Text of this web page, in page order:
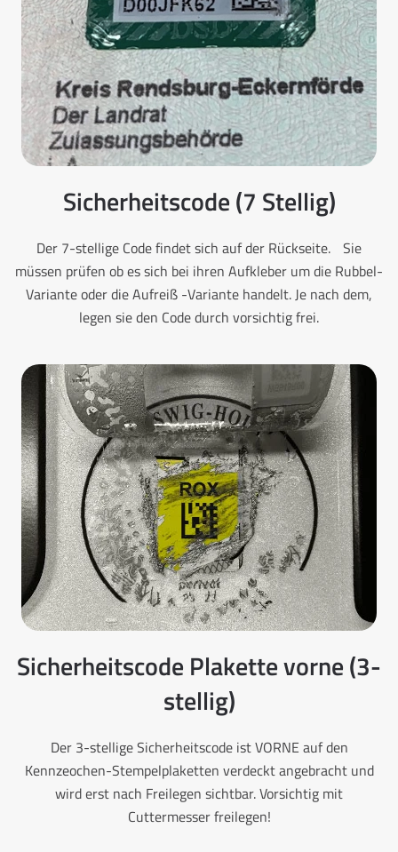
Sicherheitscode (7 Stellig)
Der 7-stellige Code findet sich auf der Rückseite. Sie
müssen prüfen ob es sich bei ihren Aufkleber um die Rubbel-
Variante oder die Aufreiß -Variante handelt. Je nach dem,
legen sie den Code durch vorsichtig frei.
Sicherheitscode Plakette vorne (3-
stellig)
Der 3-stellige Sicherheitscode ist VORNE auf den
Kennzeochen-Stempelplaketten verdeckt angebracht und
wird erst nach Freilegen sichtbar. Vorsichtig mit
Cuttermesser freilegen!